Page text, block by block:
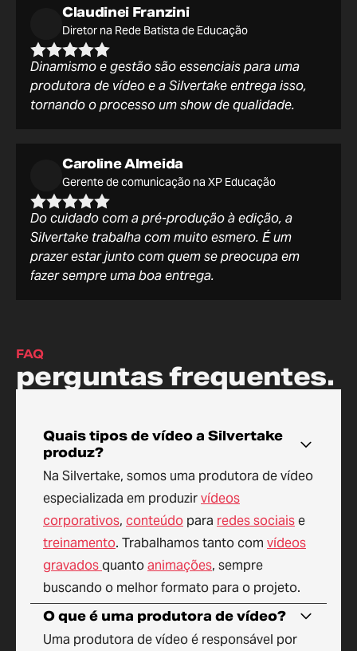
Claudinei Franzini
Diretor na Rede Batista de Educação
Dinamismo e gestão são essenciais para uma
produtora de vídeo e a Silvertake entrega isso,
tornando o processo um show de qualidade.
Caroline Almeida
Gerente de comunicação na XP Educação
Do cuidado com a pré-produção à edição, a
Silvertake trabalha com muito esmero. É um
prazer estar junto com quem se preocupa em
fazer sempre uma boa entrega.
FAQ
perguntas frequentes.
Quais tipos de vídeo a Silvertake
produz?
Na Silvertake, somos uma produtora de vídeo
especializada em produzirvídeos
corporativos, conteúdo para redes sociaise
treinamento. Trabalhamos tanto com vídeos
gravadosquantoanimações, sempre
buscando o melhor formato para o projeto.
O que é uma produtora de vídeo?
Uma produtora de vídeo é responsável por